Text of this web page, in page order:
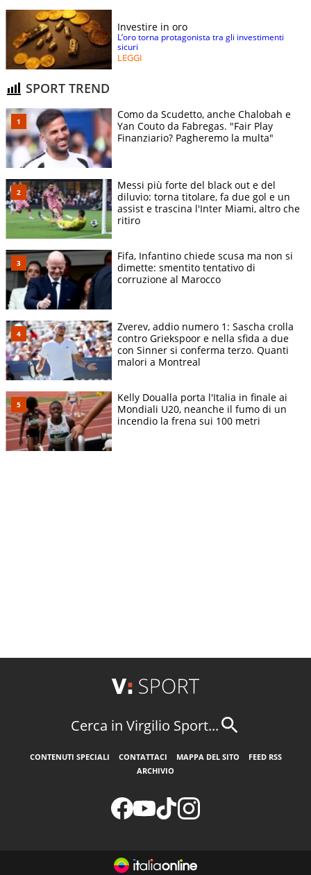
Investire in oro
L’oro torna protagonista tra gli investimenti
sicuri
LEGGI
SPORT TREND
Como da Scudetto, anche Chalobah e
Yan Couto da Fabregas. "Fair Play
Finanziario? Pagheremo la multa"
Messi più forte del black out e del
diluvio: torna titolare, fa due gol e un
assist e trascina l'Inter Miami, altro che
ritiro
Fifa, Infantino chiede scusa ma non si
dimette: smentito tentativo di
corruzione al Marocco
Zverev, addio numero 1: Sascha crolla
contro Griekspoor e nella sfida a due
con Sinner si conferma terzo. Quanti
malori a Montreal
Kelly Doualla porta l'Italia in finale ai
Mondiali U20, neanche il fumo di un
incendio la frena sui 100 metri
Cerca in Virgilio Sport...
CONTENUTI SPECIALI CONTATTACI MAPPA DEL SITO
FEED RSS
ARCHIVIO